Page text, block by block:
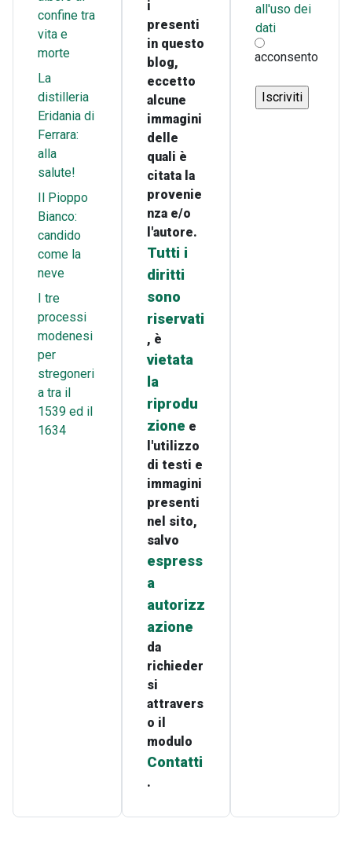
confine tra
vita e
morte
La
distilleria
Eridania di
Ferrara:
alla
salute!
Il Pioppo
Bianco:
candido
come la
neve
I tre
processi
modenesi
per
stregoneri
a tra il
1539 ed il
1634
i
presenti
in questo
blog,
eccetto
alcune
immagini
delle
quali è
citata la
provenie
nza e/o
l'autore.
Tutti i
diritti
sono
riservati
, è
vietata
la
riprodu
zione e
l'utilizzo
di testi e
immagini
presenti
nel sito,
salvo
espress
a
autorizz
azione
da
richieder
si
attravers
o il
modulo
Contatti
.
all'uso dei
dati
acconsento